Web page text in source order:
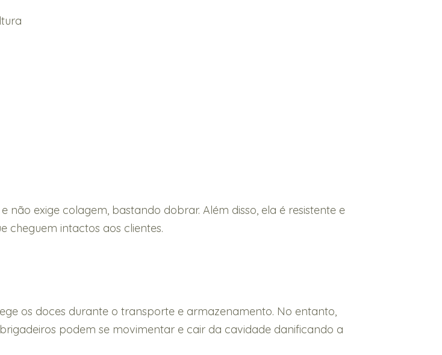
exige colagem, bastando dobrar. Além disso, ela é resistente e
cheguem intactos aos clientes.
os doces durante o transporte e armazenamento. No entanto,
podem se movimentar e cair da cavidade danificando a